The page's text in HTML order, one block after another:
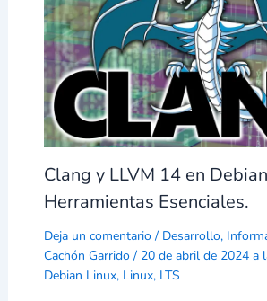
Clang y LLVM 14 en
Herramientas Esenciales.
Deja un comentario / Desarrollo,
Cachón Garrido / 20 de abril de 2024 a
Debian Linux, Linux, LTS